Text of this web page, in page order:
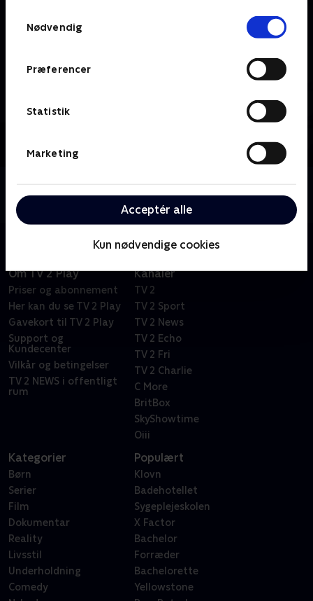
Nødvendig
Præferencer
Statistik
Marketing
Acceptér alle
Kun nødvendige cookies
Se 19.30-nyhederne fra TV 2 Fyn.
Om TV 2 Play
Priser og abonnement
Her kan du se TV 2 Play
Gavekort til TV 2 Play
Support og
Kundecenter
Vilkår og betingelser
TV 2 NEWS i offentligt
rum
Kanaler
TV 2
TV 2 Sport
TV 2 News
TV 2 Echo
TV 2 Fri
TV 2 Charlie
C More
BritBox
SkyShowtime
Oiii
Kategorier
Børn
Serier
Film
Dokumentar
Reality
Livsstil
Underholdning
Comedy
Populært
Klovn
Badehotellet
Sygeplejeskolen
X Factor
Bachelor
Forræder
Bachelorette
Yellowstone